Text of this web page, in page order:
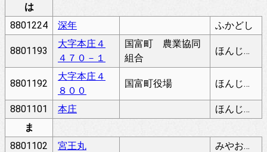
は
8801224
深年 ふかどし
8801193
大字本庄４
４７０－１
国富町 農業協同
組合
ほんじょう
8801192
大字本庄４
８００
国富町役場 ほんじょう
8801101 本庄
ほんじょう
ま
8801102
宮王丸
みやおうまる